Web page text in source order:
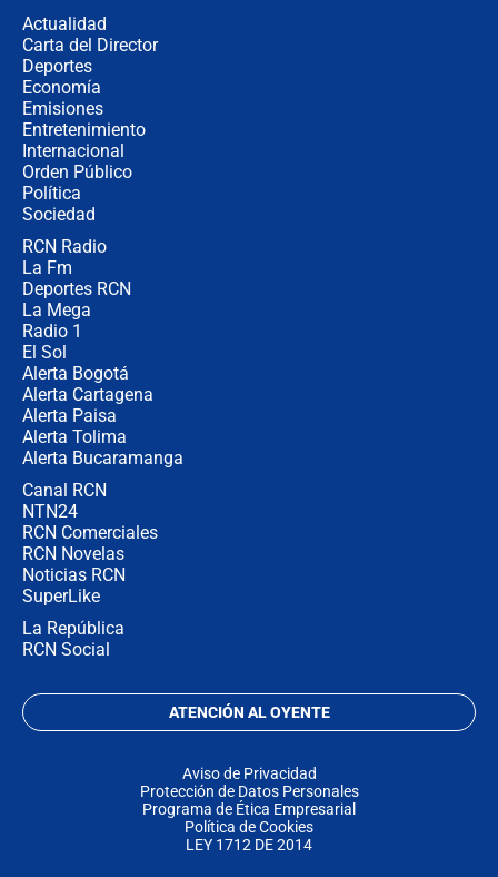
Actualidad
Carta del Director
Deportes
Economía
Emisiones
Entretenimiento
Internacional
Orden Público
Política
Sociedad
RCN Radio
La Fm
Deportes RCN
La Mega
Radio 1
El Sol
Alerta Bogotá
Alerta Cartagena
Alerta Paisa
Alerta Tolima
Alerta Bucaramanga
Canal RCN
NTN24
RCN Comerciales
RCN Novelas
Noticias RCN
SuperLike
La República
RCN Social
ATENCIÓN AL OYENTE
Aviso de Privacidad
Protección de Datos Personales
Programa de Ética Empresarial
Política de Cookies
LEY 1712 DE 2014